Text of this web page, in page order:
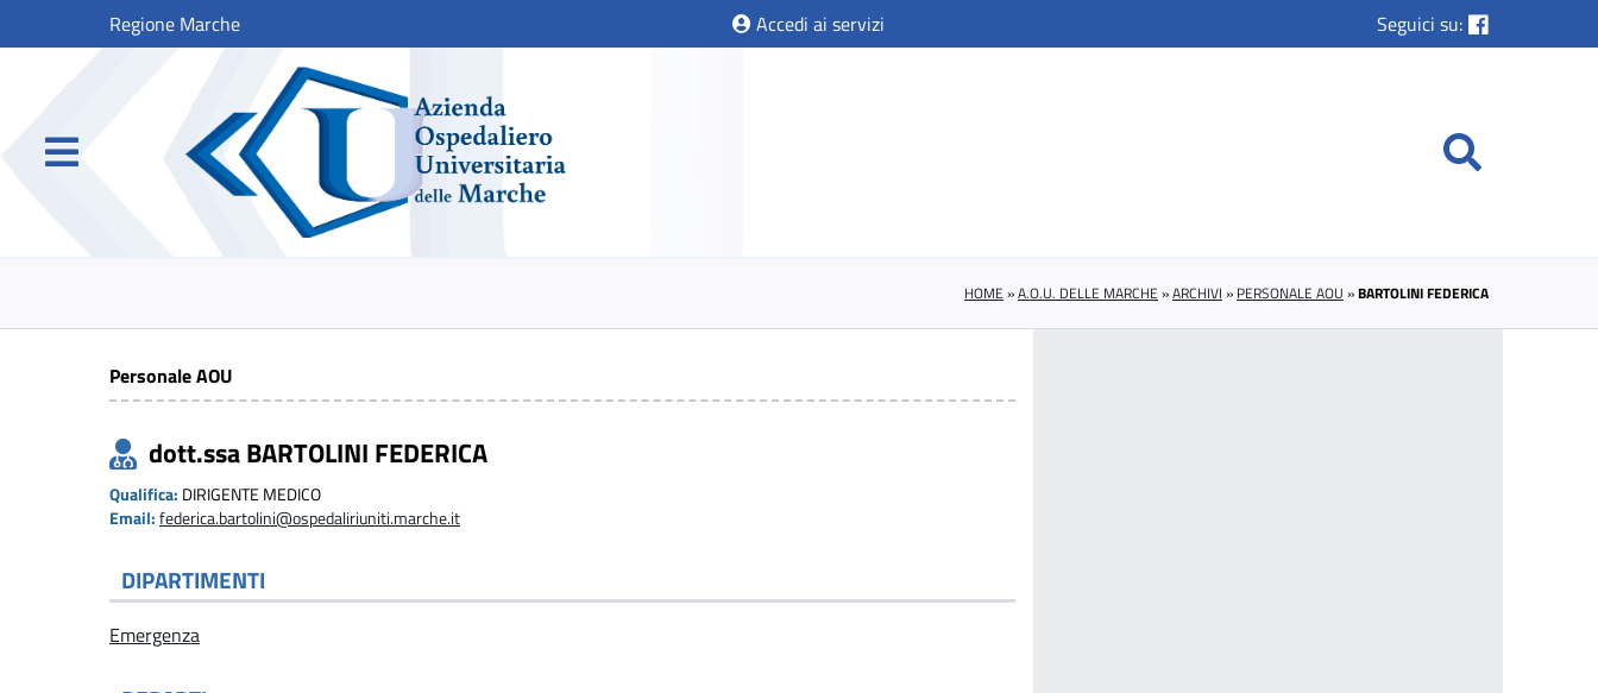
Regione Marche Accedi ai servizi Seguici su:
HOME »A.O.U. DELLE MARCHE »ARCHIVI » PERSONALE AOU »BARTOLINI FEDERICA
Personale AOU
dott.ssa BARTOLINI FEDERICA
Qualifica: DIRIGENTE MEDICO
Email: federica.bartolini@ospedaliriuniti.marche.it
DIPARTIMENTI
Emergenza